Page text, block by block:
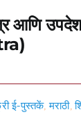
आणि
ई-पुस्तकें,मराठी,